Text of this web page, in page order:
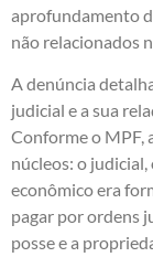
aprofundamento
não relacionados
A denúncia
judicial e a sua
Conforme o MPF,
núcleos: o
econômico era
pagar por ordens
posse e a